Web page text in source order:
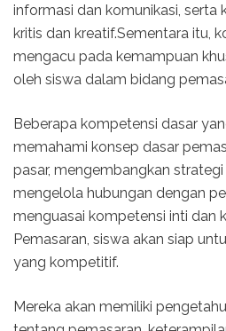
informasi dan komunikasi, serta
kritis dan kreatif.Sementara itu,
mengacu pada kemampuan
oleh siswa dalam bidang
Beberapa kompetensi dasar
memahami konsep dasar
pasar, mengembangkan
mengelola hubungan dengan
menguasai kompetensi inti dan
Pemasaran, siswa akan siap
yang kompetitif.
Mereka akan memiliki